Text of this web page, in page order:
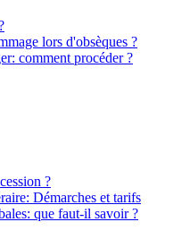
lors d'obsèques ?
comment procéder ?
?
Démarches et tarifs
que faut-il savoir ?